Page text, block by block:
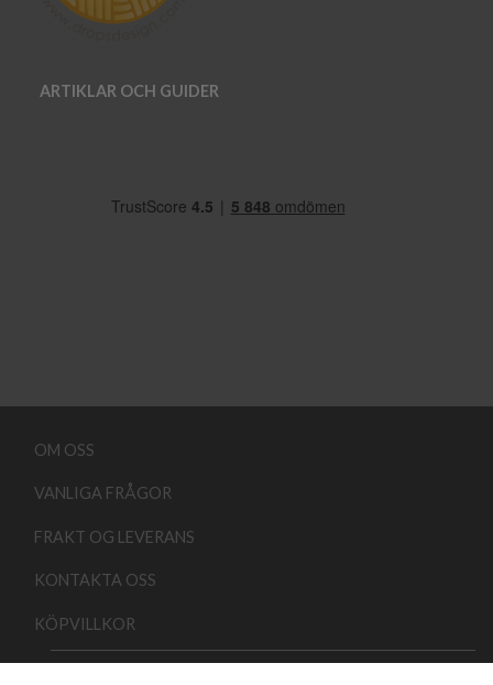
ARTIKLAR OCH GUIDER
OM OSS
VANLIGA FRÅGOR
FRAKT OG LEVERANS
KONTAKTA OSS
KÖPVILLKOR